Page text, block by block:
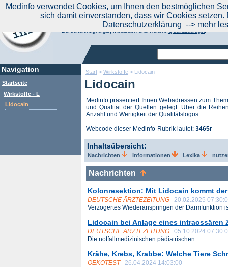
Start > Wirkstoffe > Lidocain
Lidocain
Medinfo präsentiert Ihnen Webadressen zum
und Qualität der Quellen gelegt. Über die
Anzahl und Wertigkeit der Qualitätslogos.
Webcode dieser Medinfo-Rubrik lautet: 3465r
Inhaltsübersicht:
Nachrichten Informationen Lexika
Nachrichten
Kolonresektion: Mit Lidocain kommt
DEUTSCHE ÄRZTEZEITUNG
20.02.2025
Verzögertes Wiederanspringen der Darmfunktion
Lidocain bei Anlage eines
DEUTSCHE ÄRZTEZEITUNG
05.10.2024
Die notfallmedizinischen pädiatrischen ...
Krähe, Krebs, Krabbe: Welche Tiere
OEKOTEST
26.04.2024 14:03:00
Navigation
Startseite
Wirkstoffe - L
Lidocain
Aktuelle Nachrichten|
Suchen Sie noch oder Finden Sie schon?
Medinfo.de - Meta-Portal für Gesundheitsthemen
Berücksichtigt afgis, Medisuch und weitereQualitätssiegel.
Medinfo verwendet Cookies, um Ihnen den bestmöglichen
sich damit einverstanden, dass wir Cookies
Datenschutzerklärung --> mehr